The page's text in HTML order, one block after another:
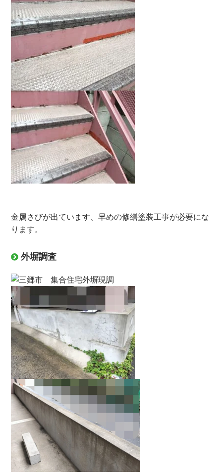
金属さびが出ています、早めの修繕塗装工事が必要にな
ります。
外塀調査